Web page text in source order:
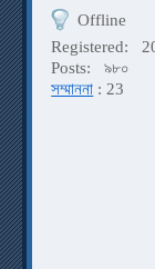
Offline
Registered:
Posts:
৯৮০
সম্মাননা : 23